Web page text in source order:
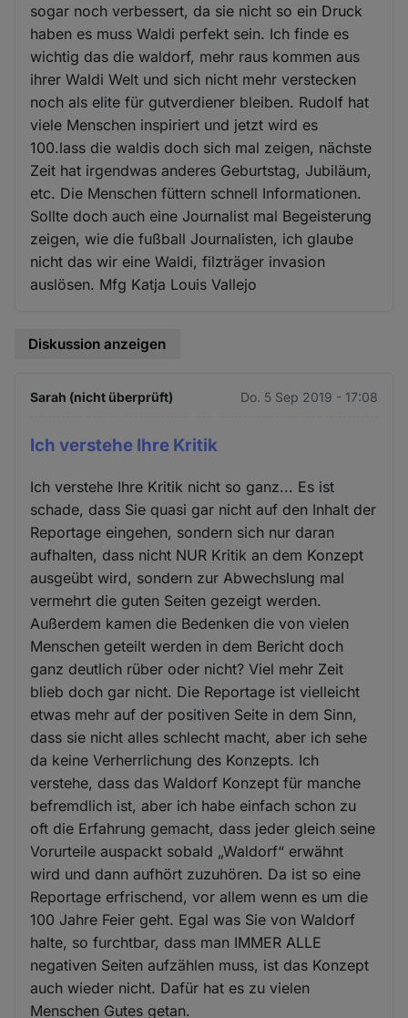
sogar noch verbessert, da sie nicht so ein Druck
haben es muss Waldi perfekt sein. Ich finde es
wichtig das die waldorf, mehr raus kommen aus
ihrer Waldi Welt und sich nicht mehr verstecken
noch als elite für gutverdiener bleiben. Rudolf hat
viele Menschen inspiriert und jetzt wird es
100.lass die waldis doch sich mal zeigen, nächste
Zeit hat irgendwas anderes Geburtstag, Jubiläum,
etc. Die Menschen füttern schnell Informationen.
Sollte doch auch eine Journalist mal Begeisterung
zeigen, wie die fußball Journalisten, ich glaube
nicht das wir eine Waldi, filzträger invasion
auslösen. Mfg Katja Louis Vallejo
Diskussion anzeigen
Sarah (nicht überprüft) Do. 5 Sep 2019 - 17:08
Ich verstehe Ihre Kritik
Ich verstehe Ihre Kritik nicht so ganz... Es ist
schade, dass Sie quasi gar nicht auf den Inhalt der
Reportage eingehen, sondern sich nur daran
aufhalten, dass nicht NUR Kritik an dem Konzept
ausgeübt wird, sondern zur Abwechslung mal
vermehrt die guten Seiten gezeigt werden.
Außerdem kamen die Bedenken die von vielen
Menschen geteilt werden in dem Bericht doch
ganz deutlich rüber oder nicht? Viel mehr Zeit
blieb doch gar nicht. Die Reportage ist vielleicht
etwas mehr auf der positiven Seite in dem Sinn,
dass sie nicht alles schlecht macht, aber ich sehe
da keine Verherrlichung des Konzepts. Ich
verstehe, dass das Waldorf Konzept für manche
befremdlich ist, aber ich habe einfach schon zu
oft die Erfahrung gemacht, dass jeder gleich seine
Vorurteile auspackt sobald „Waldorf“ erwähnt
wird und dann aufhört zuzuhören. Da ist so eine
Reportage erfrischend, vor allem wenn es um die
100 Jahre Feier geht. Egal was Sie von Waldorf
halte, so furchtbar, dass man IMMER ALLE
negativen Seiten aufzählen muss, ist das Konzept
auch wieder nicht. Dafür hat es zu vielen
Menschen Gutes getan.